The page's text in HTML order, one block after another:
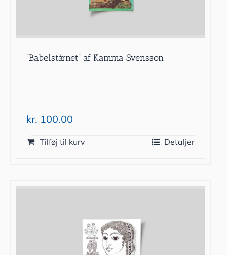
”Babelstårnet” af Kamma Svensson
kr. 100.00
Tilføj til kurv Detaljer